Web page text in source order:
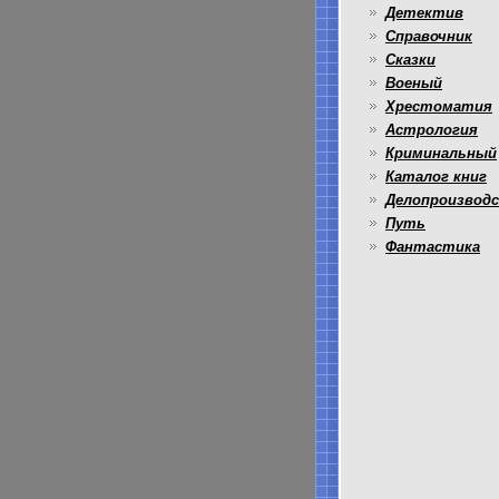
Детектив
Справочник
Сказки
Военый
Хрестоматия
Астрология
Криминальный
Каталог книг
Путь
Фантастика